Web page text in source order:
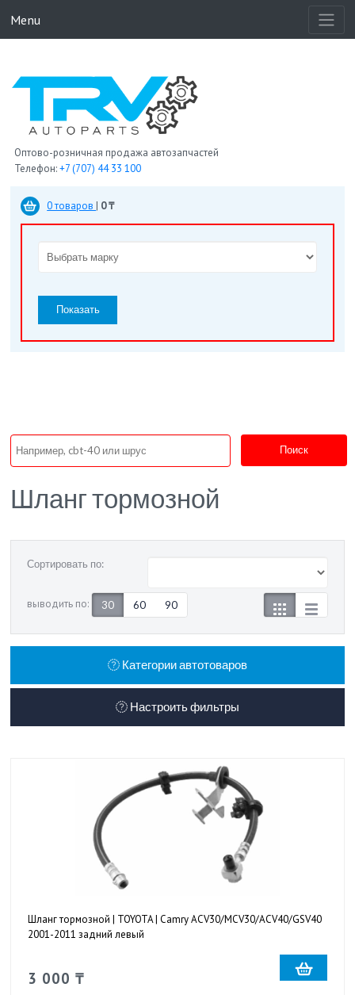
Menu
Оптово-розничная продажа автозапчастей
Телефон:+7 (707) 44 33 100
0 товаров | 0 ₸
Показать
Поиск
Шланг тормозной
Сортировать по:
выводить по: 30 60 90
Категории автотоваров
Настроить фильтры
Шланг тормозной | TOYOTA | Camry ACV30/MCV30/ACV40/GSV40
2001-2011 задний левый
3 000 ₸